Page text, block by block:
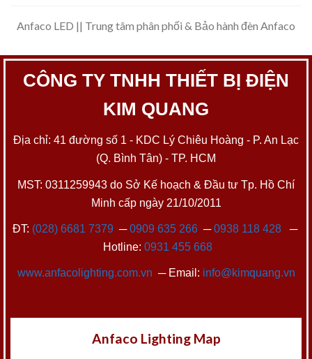
Anfaco LED || Trung tâm phân phối & Bảo hành đèn Anfaco
CÔNG TY TNHH THIẾT BỊ ĐIỆN
KIM QUANG
Địa chỉ: 41 đường số 1 - KDC Lý Chiêu Hoàng - P. An Lạc
(Q. Bình Tân) - TP. HCM
MST: 0311259943 do Sở Kế hoạch & Đầu tư Tp. Hồ Chí
Minh cấp ngày 21/10/2011
ĐT: (028) 6681 7379 ─0909 635 266─0938 118 428─
Hotline: 0931 455 668
www.anfacolighting.com.vn ─ Email: info@kimquang.vn
Anfaco Lighting Map